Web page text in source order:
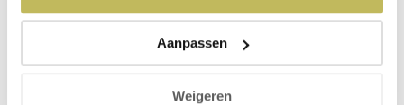
Aanpassen
Weigeren